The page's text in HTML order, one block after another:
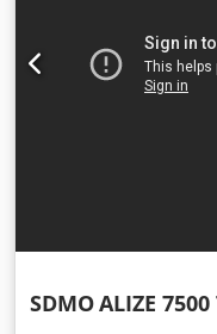
SDMOALIZE 7500